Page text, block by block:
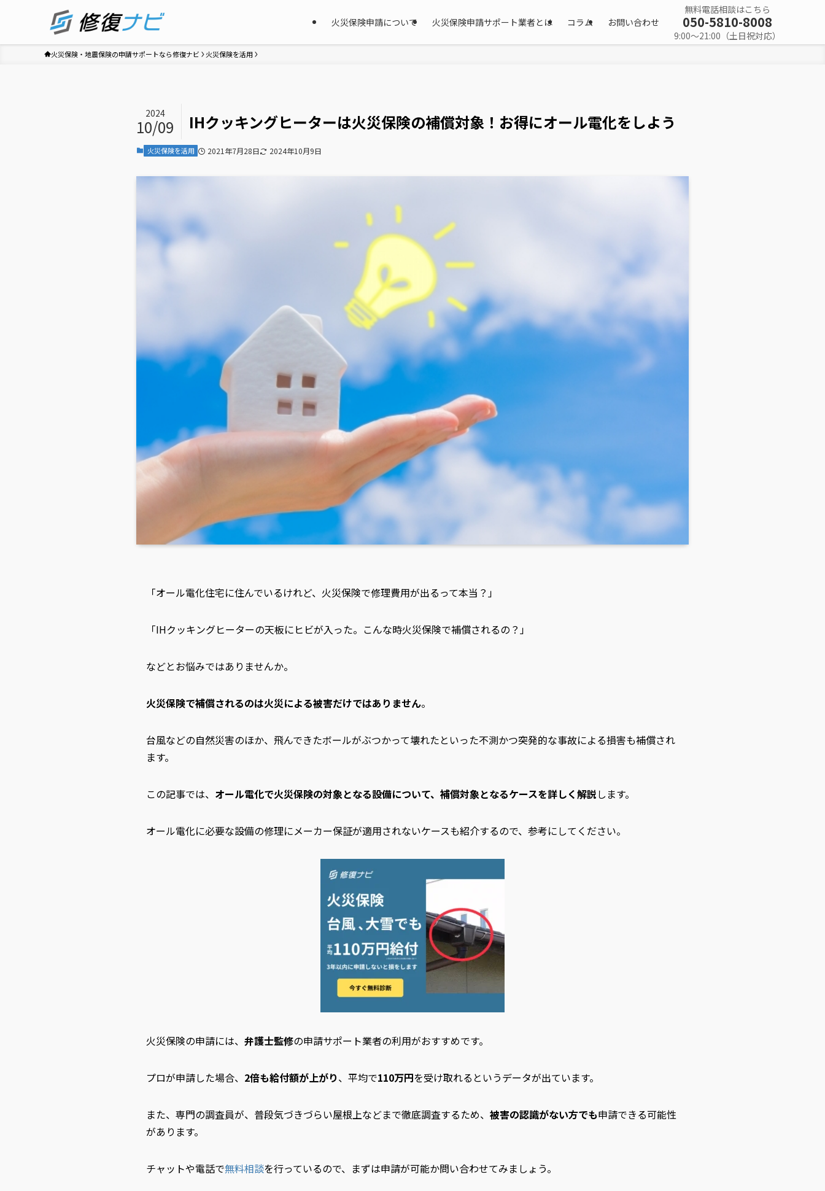
火災保険申請について 火災保険申請サポート業者とは コラム お問い合わせ
無料電話相談はこちら
050-5810-8008
9:00〜21:00（土日祝対応）
火災保険・地震保険の申請サポートなら修復ナビ 火災保険を活用
IHクッキングヒーターは火災保険の補償対象！お得にオール電化をしよう
2024
10/09
火災保険を活用 2021年7月28日 2024年10月9日
「オール電化住宅に住んでいるけれど、火災保険で修理費用が出るって本当？」
「IHクッキングヒーターの天板にヒビが入った。こんな時火災保険で補償されるの？」
などとお悩みではありませんか。
火災保険で補償されるのは火災による被害だけではありません。
台風などの自然災害のほか、飛んできたボールがぶつかって壊れたといった不測かつ突発的な事故による損害も補償され
ます。
この記事では、 オール電化で火災保険の対象となる設備について、補償対象となるケースを詳しく解説します。
オール電化に必要な設備の修理にメーカー保証が適用されないケースも紹介するので、参考にしてください。
火災保険の申請には、 弁護士監修の申請サポート業者の利用がおすすめです。
プロが申請した場合、 2倍も給付額が上がり、平均で110万円を受け取れるというデータが出ています。
また、専門の調査員が、普段気づきづらい屋根上などまで徹底調査するため、 被害の認識がない方でも申請できる可能性
があります。
チャットや電話で無料相談を行っているので、まずは申請が可能か問い合わせてみましょう。